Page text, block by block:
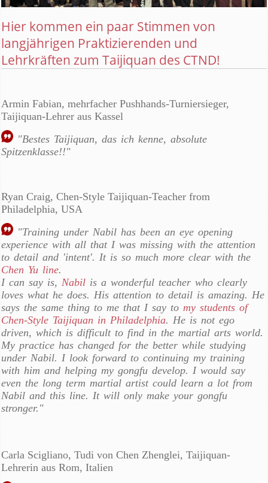
Hier kommen ein paar Stimmen von
langjährigen Praktizierenden und
Lehrkräften zum Taijiquan des CTND!
Armin Fabian, mehrfacher Pushhands-Turniersieger,
Taijiquan-Lehrer aus Kassel
"Bestes Taijiquan, das ich kenne, absolute
Spitzenklasse!!"
Ryan Craig, Chen-Style Taijiquan-Teacher from
Philadelphia, USA
"Training under Nabil has been an eye opening
experience with all that I was missing with the attention
to detail and 'intent'. It is so much more clear with the
Chen Yu line.
I can say is, Nabil is a wonderful teacher who clearly
loves what he does. His attention to detail is amazing. He
says the same thing to me that I say to my students of
Chen-Style Taijiquan in Philadelphia. He is not ego
driven, which is difficult to find in the martial arts world.
My practice has changed for the better while studying
under Nabil. I look forward to continuing my training
with him and helping my gongfu develop. I would say
even the long term martial artist could learn a lot from
Nabil and this line. It will only make your gongfu
stronger."
Carla Scigliano, Tudi von Chen Zhenglei, Taijiquan-
Lehrerin aus Rom, Italien